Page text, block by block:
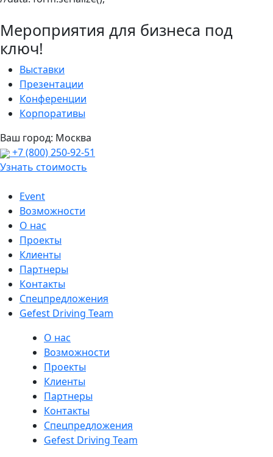
Мероприятия для бизнеса под
ключ!
Выставки
Презентации
Конференции
Корпоративы
Ваш город: Москва
+7 (800) 250-92-51
Узнать стоимость
Event
Возможности
О нас
Проекты
Клиенты
Партнеры
Контакты
Спецпредложения
Gefest Driving Team
О нас
Возможности
Проекты
Клиенты
Партнеры
Контакты
Спецпредложения
Gefest Driving Team